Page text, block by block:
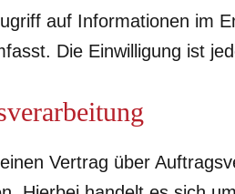
auf Informationen im
Die Einwilligung ist
Vertrag über